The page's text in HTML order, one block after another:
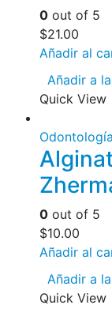
0 out of 5
$21.00
Añadir al
Añadir a
Quick View
Odontología
0 out of 5
$10.00
Añadir al
Añadir a
Quick View